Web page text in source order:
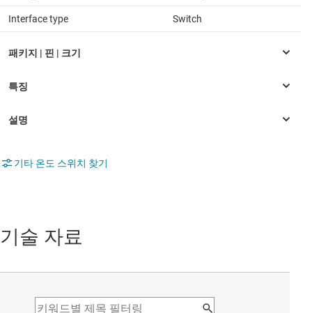
Interface type Switch
기타 온도 스위치 찾기
기술 자료